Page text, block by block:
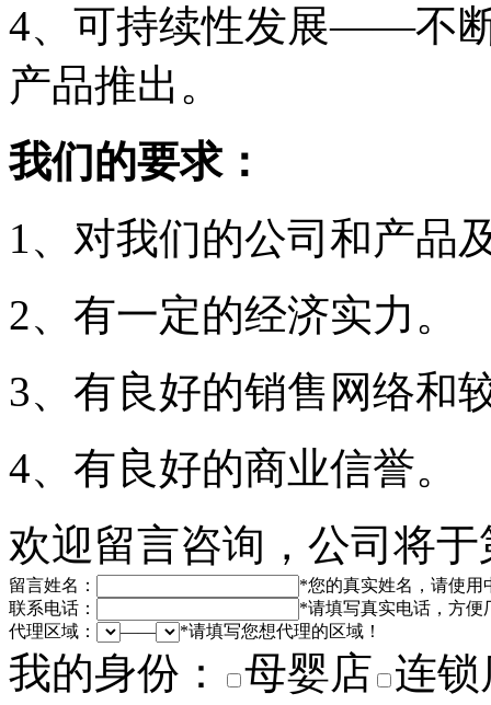
4、可持续性发展——不
产品推出。
我们的要求：
1、对我们的公司和产品
2、有一定的经济实力。
3、有良好的销售网络和
4、有良好的商业信誉。
欢迎留言咨询，公司将
留言姓名： *您的真实姓名，请使用
联系电话：
*请填写真实电话，方便
代理区域：
—— *请填写您想代理的区域！
我的身份： 母婴店 连锁